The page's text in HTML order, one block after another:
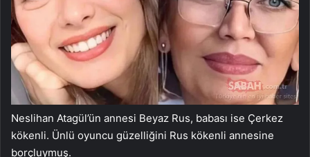
Neslihan Atagül’ün annesi Beyaz Rus, babası ise Çerkez
kökenli. Ünlü oyuncu güzelliğini Rus kökenli annesine
borçluymuş.